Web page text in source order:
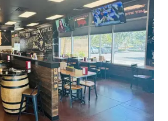
rencontres, les opportunités de